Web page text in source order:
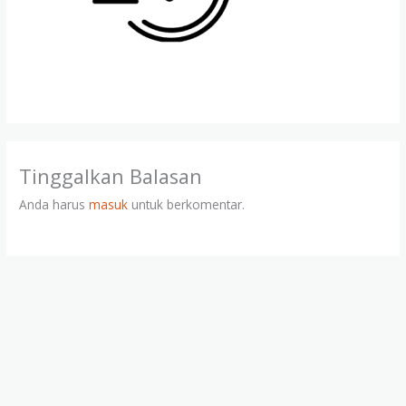
Tinggalkan Balasan
Anda harusmasuk untuk berkomentar.